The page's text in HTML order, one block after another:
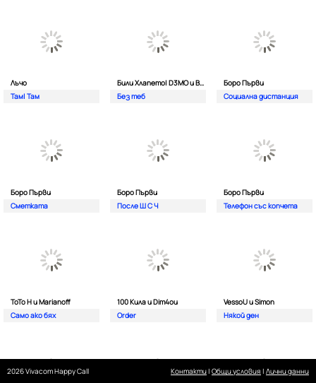
Лъчо
Там| Там
Били Хлапето| D3MO и BREVIS
Без теб
Боро Първи
Социална дистанция
Боро Първи
Сметката
Боро Първи
После Ш С Ч
Боро Първи
Телефон със копчета
ТоТо Н и Marianoff
Само ако бях
100 Кила и Dim4ou
Order
VessoU и Simon
Някой ден
2026 Vivacom Happy Call Контакти| Общи условия | Лични данни